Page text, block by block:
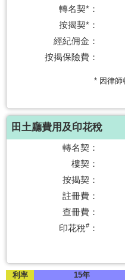
關
於
我
轉名契*：
按揭契*：
經紀佣金：
按揭保險費：
* 因律師
田土廳費用及印花稅
轉名契：
樓契：
按揭契：
註冊費：
查冊費：
印花稅#：
利率 15年